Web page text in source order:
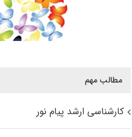
مطالب مهم
کارشناسی ارشد پیام نور